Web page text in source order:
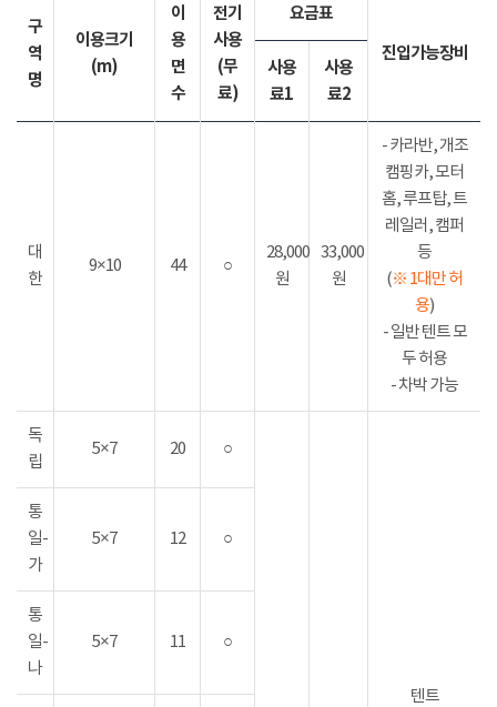
구
역
명
이용크기
(m)
이
용
면
수
전기
사용
(무
료)
요금표
진입가능장비
사용
료1
사용
료2
대
한
9×10 44 ○
28,000
원
33,000
원
- 카라반, 개조
캠핑카, 모터
홈, 루프탑, 트
레일러, 캠퍼
등
(※ 1대만 허
용)
- 일반 텐트 모
두 허용
- 차박 가능
독
립
5×7 20 ○
텐트
통
일-
가
5×7 12 ○
통
일-
나
5×7 11 ○